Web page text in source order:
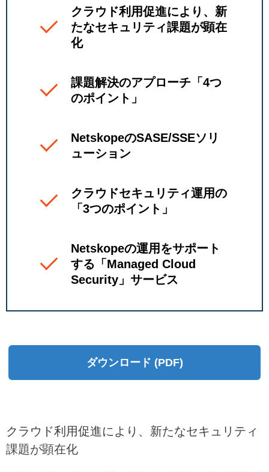
クラウド利用促進により、新
たなセキュリティ課題が顕在
化
課題解決のアプローチ「4つ
のポイント」
NetskopeのSASE/SSEソリ
ューション
クラウドセキュリティ運用の
「3つのポイント」
Netskopeの運用をサポート
する「Managed Cloud
Security」サービス
ダウンロード (PDF)
クラウド利用促進により、新たなセキュリティ
課題が顕在化